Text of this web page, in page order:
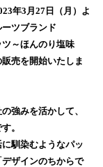
年3月27日（月）よ
ツブランド
ツ～ほんのり塩味
売を開始いたしま
強みを活かして、
。
馴染むようなパッ
ザインのちからで